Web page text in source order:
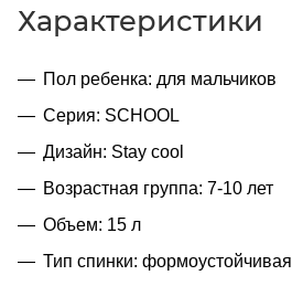
Характеристики
Пол ребенка: для мальчиков
Серия: SCHOOL
Дизайн: Stay cool
Возрастная группа: 7-10 лет
Объем: 15 л
Тип спинки: формоустойчивая